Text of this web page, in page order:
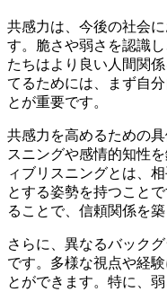
共感力は、今後の社会
す。脆さや弱さを認識
たちはより良い人間関
てるためには、まず自
とが重要です。
共感力を高めるための
スニングや感情的知性
ィブリスニングとは、
とする姿勢を持つこと
ることで、信頼関係を
さらに、異なるバック
です。多様な視点や経
とができます。特に、